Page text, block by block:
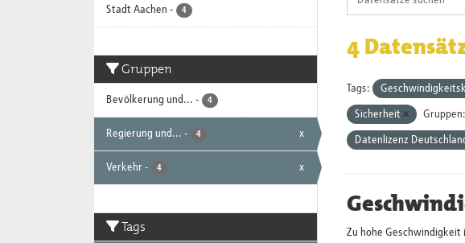
Stadt Aachen - 4
Gruppen
Bevölkerung und... - 4
Regierung und... - 4 x
Verkehr - 4 x
Tags
4
Tags:
Sicherheit Gruppen:
Datenlizenz
Zu hohe Geschwindigkeit